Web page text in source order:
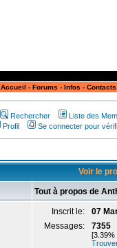
Accueil - Forums - Infos - Contacts
Rechercher Liste des
Profil
Se connecter pour
Voir le
Tout à propos de
Inscrit le:
07
Messages:
7355
[3.39%